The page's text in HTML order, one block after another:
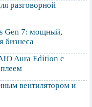
разговорной
Gen 7: мощный,
бизнеса
Aura Edition с
вентилятором и